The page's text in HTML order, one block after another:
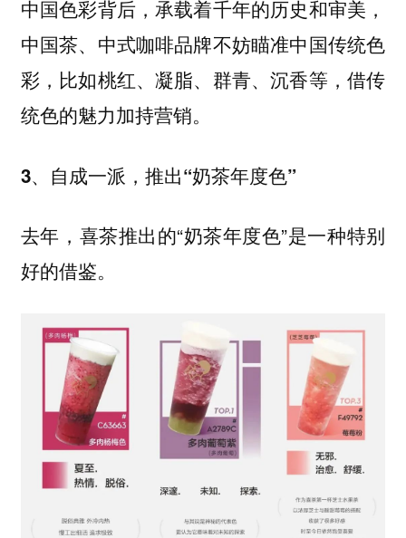
中国色彩背后，承载着千年的历史和审美，
中国茶、中式咖啡品牌不妨瞄准中国传统色
彩，比如桃红、凝脂、群青、沉香等，借传
统色的魅力加持营销。
3、自成一派，推出“奶茶年度色”
去年，喜茶推出的“奶茶年度色”是一种特别
好的借鉴。